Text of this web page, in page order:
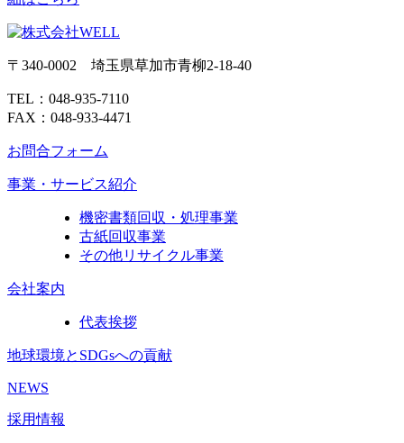
〒340-0002 埼玉県草加市青柳2-18-40
TEL：048-935-7110
FAX：048-933-4471
お問合フォーム
事業・サービス紹介
機密書類回収・処理事業
古紙回収事業
その他リサイクル事業
会社案内
代表挨拶
地球環境とSDGsへの貢献
NEWS
採用情報